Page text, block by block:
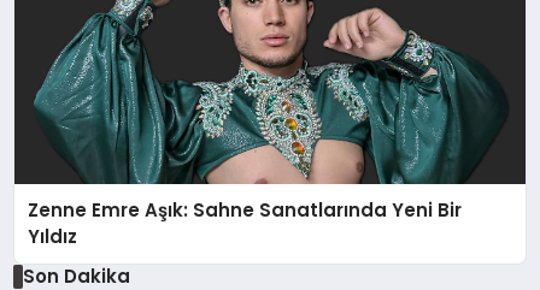
Zenne Emre Aşık: Sahne Sanatlarında Yeni Bir
Yıldız
Son Dakika